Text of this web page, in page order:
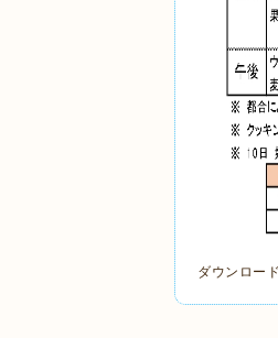
ダウンロー